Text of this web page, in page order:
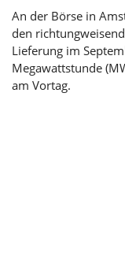
An der Börse in
den
Lieferung im
Megawattstunde
am Vortag.